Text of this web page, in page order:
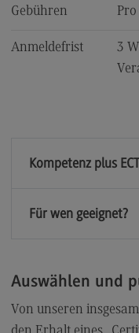
Gebühren
Anmeldefrist
3
Kompetenz plus
Für wen geeignet?
Auswählen und
Von unseren